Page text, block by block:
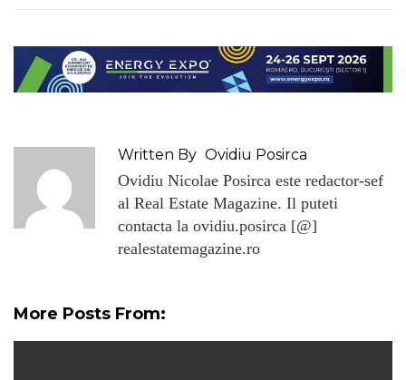
Written By Ovidiu Posirca
Ovidiu Nicolae Posirca este redactor-sef
al Real Estate Magazine. Il puteti
contacta la ovidiu.posirca [@]
realestatemagazine.ro
More Posts From: